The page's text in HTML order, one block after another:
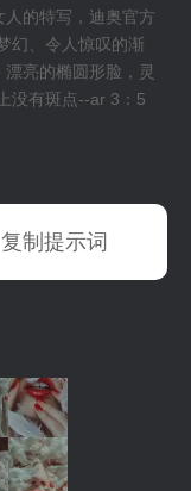
的特写，迪奥官方
幻、令人惊叹的渐
亮的椭圆形脸，灵
没有斑点--ar 3：5
复制提示词